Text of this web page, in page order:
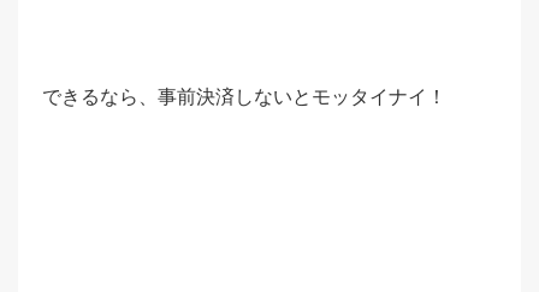
できるなら、事前決済しないとモッタイナイ！